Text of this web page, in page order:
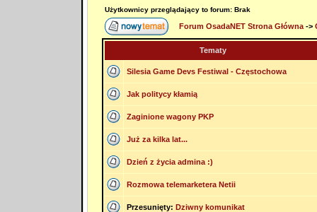
Użytkownicy przeglądający to forum: Brak
Forum OsadaNET Strona Główna->
Tematy
Silesia Game Devs Festiwal - Częstochowa
Jak politycy kłamią
Zaginione wagony PKP
Już za kilka lat...
Dzień z życia admina :)
Rozmowa telemarketera Netii
Przesunięty: Dziwny komunikat